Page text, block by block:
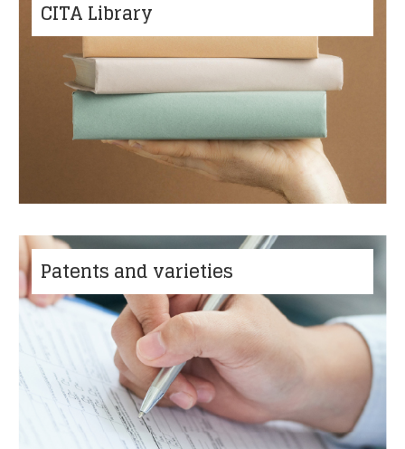
CITA Library
Patents and varieties